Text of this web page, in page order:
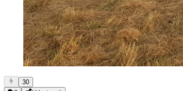
30